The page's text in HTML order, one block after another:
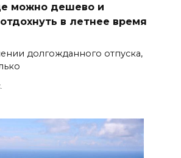
можно дешево и
в летнее время
долгожданного отпуска,